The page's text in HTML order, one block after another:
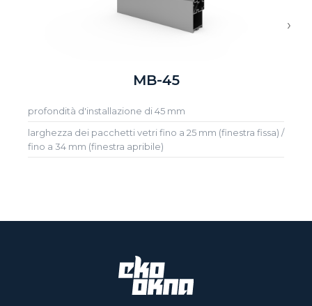
MB-45
profondità d'installazione di 45 mm
larghezza dei pacchetti vetri fino a 25 mm (finestra fissa) /
fino a 34 mm (finestra apribile)
›